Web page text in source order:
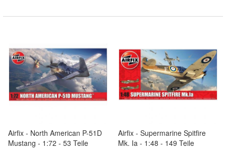
Airfix - North American P-51D
Mustang - 1:72 - 53 Teile
Airfix - Supermarine Spitfire
Mk. Ia - 1:48 - 149 Teile